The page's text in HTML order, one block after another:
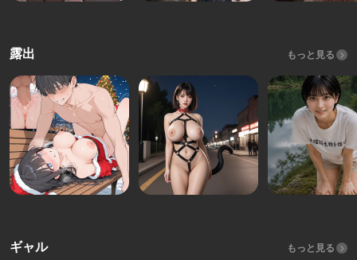
露出 もっと見る
ギャル もっと見る